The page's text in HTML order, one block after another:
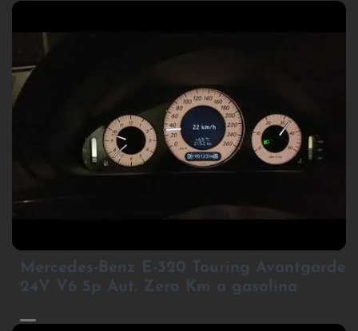
2
Mercedes-Benz E-320 Touring Avantgarde
24V V6 5p Aut. Zero Km a gasolina